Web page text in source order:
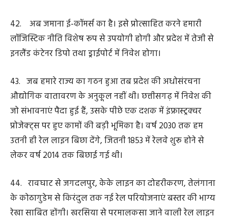
और राज्य द्वारा 30 हजार रूपए, इस प्रकार कुल 90 हजार रूपए
तथा तीन किलोवॉट का सौर संयंत्र लगाने पर केन्द्र सरकार द्वारा 78
हजार रूपए और राज्य सरकार द्वारा 30 हजार रूपए, इस प्रकार कुल
जनता से आग्रह करता हूँ कि इस योजना का त्वरित लाभ उठाएं।
स्वच्छ ऊर्जा केवल पर्यावरण का विकल्प नहीं, अपितु वर्तमान
समय की आर्थिक और रणनीतिक आवश्यकता है।
49. सुशासन हमारी सर्वाेच्च प्राथमिकता है। हमने ई-ऑफिस
प्रणाली को सभी विभागों में कार्यान्वित किया है। फाइलें अब
हैं और हर स्तर पर पारदर्शिता सुनिश्चित हो रही है। हमने सरकारी
खरीदी में पारदर्शिता लाने जेम पोर्टल को अपनाया है। भ्रष्टाचार के
मामलों की ईओडब्ल्यू द्वारा पूरी तत्परता से जांच की जा रही है।